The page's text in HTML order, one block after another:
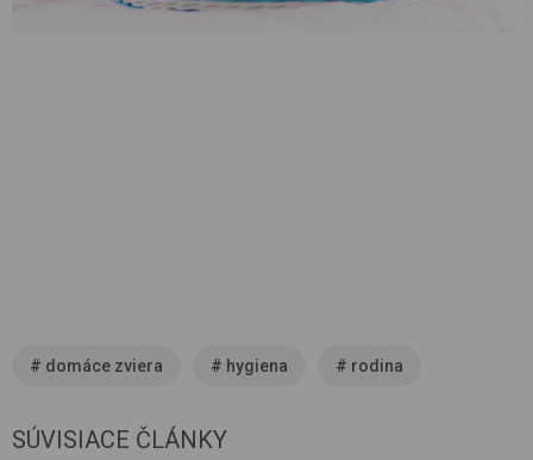
# domáce zviera # hygiena # rodina
SÚVISIACE ČLÁNKY